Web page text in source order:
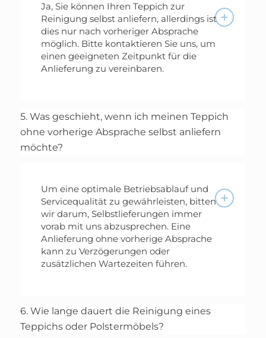
Ja, Sie können Ihren Teppich zur
Reinigung selbst anliefern, allerdings ist
dies nur nach vorheriger Absprache
möglich. Bitte kontaktieren Sie uns, um
einen geeigneten Zeitpunkt für die
Anlieferung zu vereinbaren.
5. Was geschieht, wenn ich meinen Teppich
ohne vorherige Absprache selbst anliefern
möchte?
Um eine optimale Betriebsablauf und
Servicequalität zu gewährleisten, bitten
wir darum, Selbstlieferungen immer
vorab mit uns abzusprechen. Eine
Anlieferung ohne vorherige Absprache
kann zu Verzögerungen oder
zusätzlichen Wartezeiten führen.
6. Wie lange dauert die Reinigung eines
Teppichs oder Polstermöbels?